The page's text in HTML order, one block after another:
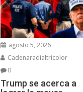
agosto 5, 2026
Cadenaradialtricolor
0
Trump se acerca a